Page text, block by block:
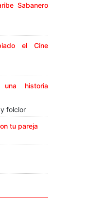
Sabanero
el Cine
historia
folclor
tu pareja